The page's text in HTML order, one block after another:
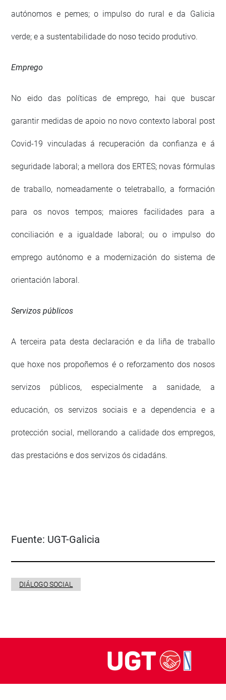
autónomos e pemes; o impulso do rural e da Galicia
verde; e a sustentabilidade do noso tecido produtivo.
Emprego
No eido das políticas de emprego, hai que buscar
garantir medidas de apoio no novo contexto laboral post
Covid-19 vinculadas á recuperación da confianza e á
seguridade laboral; a mellora dos ERTES; novas fórmulas
de traballo, nomeadamente o teletraballo, a formación
para os novos tempos; maiores facilidades para a
conciliación e a igualdade laboral; ou o impulso do
emprego autónomo e a modernización do sistema de
orientación laboral.
Servizos públicos
A terceira pata desta declaración e da liña de traballo
que hoxe nos propoñemos é o reforzamento dos nosos
servizos públicos, especialmente a sanidade, a
educación, os servizos sociais e a dependencia e a
protección social, mellorando a calidade dos empregos,
das prestacións e dos servizos ós cidadáns.
Fuente: UGT-Galicia
DIÁLOGO SOCIAL